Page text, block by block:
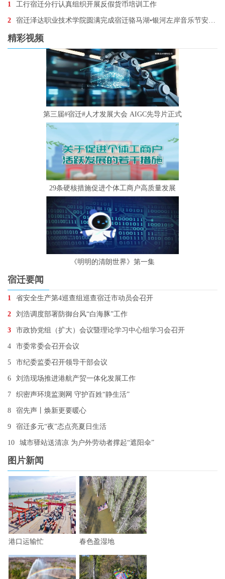
1 工行宿迁分行认真组织开展反假货币培训工作
2 宿迁泽达职业技术学院圆满完成宿迁骆马湖•银河左岸音乐节安保任务
精彩视频
第三届#宿迁#人才发展大会 AIGC先导片正式
29条硬核措施促进个体工商户高质量发展
《明明的清朗世界》第一集
宿迁要闻
1 省安全生产第4巡查组巡查宿迁市动员会召开
2 刘浩调度部署防御台风“白海豚”工作
3 市政协党组（扩大）会议暨理论学习中心组学习会召开
4 市委常委会召开会议
5 市纪委监委召开领导干部会议
6 刘浩现场推进港航产贸一体化发展工作
7 织密声环境监测网 守护百姓“静生活”
8 宿先声丨焕新更要暖心
9 宿迁多元“夜”态点亮夏日生活
10 城市驿站送清凉 为户外劳动者撑起“遮阳伞”
图片新闻
港口运输忙 春色盈湿地